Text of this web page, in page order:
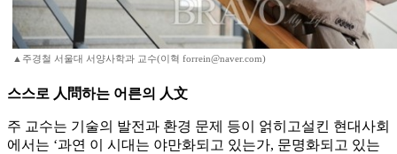
▲주경철 서울대 서양사학과 교수(이혁 forrein@naver.com)
스스로 人問하는 어른의 人文
주 교수는 기술의 발전과 환경 문제 등이 얽히고설킨 현대사회
에서는 ‘과연 이 시대는 야만화되고 있는가, 문명화되고 있는